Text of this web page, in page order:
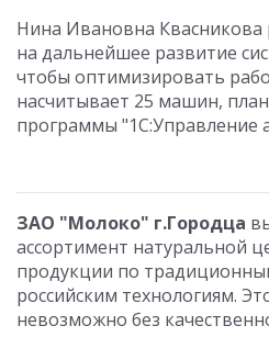
Нина Ивановна Квасникова
на дальнейшее развитие
чтобы оптимизировать
насчитывает 25 машин,
программы "1С:Управление
ЗАО "Молоко" г.Городца
ассортимент натуральной
продукции по
российским технологиям.
невозможно без